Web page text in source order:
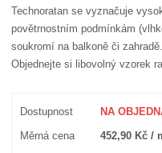
Technoratan se vyznačuje
povětrnostním podmínkám
soukromí na balkoně či
Objednejte si libovolný vzorek
Dostupnost NA
Měrná cena 452,90 Kč /